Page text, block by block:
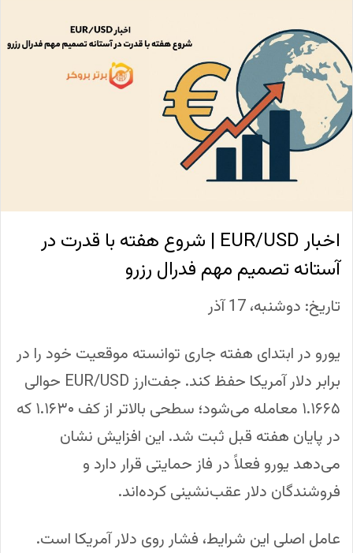
اخبار EUR/USD | شروع هفته با قدرت در
آستانه تصمیم مهم فدرال رزرو
تاریخ: دوشنبه، 17 آذر
یورو در ابتدای هفته جاری توانسته موقعیت خود را در
برابر دلار آمریکا حفظ کند. جفت‌ارز EUR/USD حوالی
۱.۱۶۶۵ معامله می‌شود؛ سطحی بالاتر از کف ۱.۱۶۳۰ که
در پایان هفته قبل ثبت شد. این افزایش نشان
می‌دهد یورو فعلاً در فاز حمایتی قرار دارد و
فروشندگان دلار عقب‌نشینی کرده‌اند.
عامل اصلی این شرایط، فشار روی دلار آمریکا است.